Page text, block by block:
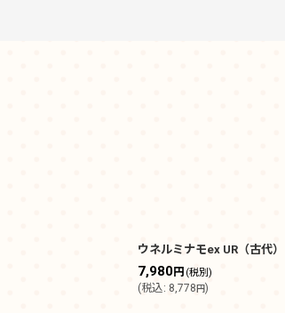
ウネルミナモex UR（古代）
7,980円 (税別)
(税込: 8,778円)